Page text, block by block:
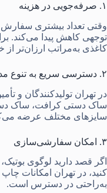
۱. صرفه‌جویی در هزینه
وقتی تعداد بیشتری
کاغذی به‌مراتب ارزان‌تر از خرید ۵۰ عدد
۲. دسترسی سریع به تنوع مدل‌ها
در تهران تولیدکنندگان و
ساک دستی کرافت، ساک
سایزهای مختلف عرضه
۳. امکان سفارشی‌سازی
اگر قصد دارید لوگوی
کنید، در تهران امکانات
به‌راحتی در دسترس است.